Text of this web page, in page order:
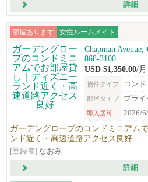
詳細
部屋あります 女性ルームメイト
Chapman Avenue,
868-3100
USD $1,350.00/月
物件タイプ コン
部屋タイプ プライ
即入居可 2026/
ガーデングローブのコンドミニアム
ンド近く・高速道路アクセス良好
[登録者] なおみ
詳細